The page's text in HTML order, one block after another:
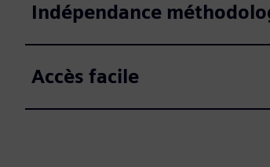
Indépendance
Accès facile